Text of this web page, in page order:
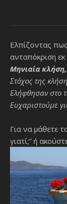
Ελπίζοντας
ανταπόκριση
Μηνιαία
Στόχος της
Ελήφθησαν στο
Ευχαριστούμε
Για να μάθετε
γιατί;” ή